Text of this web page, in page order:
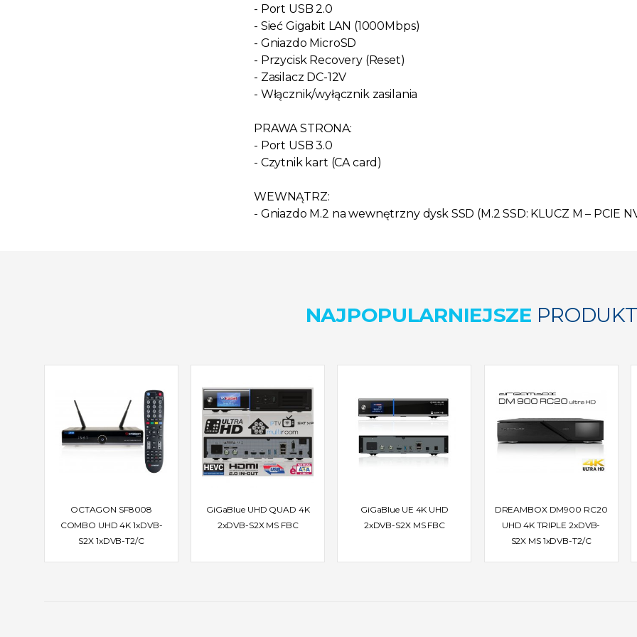
- Port USB 2.0
- Sieć Gigabit LAN (1000Mbps)
- Gniazdo MicroSD
- Przycisk Recovery (Reset)
- Zasilacz DC-12V
- Włącznik/wyłącznik zasilania
PRAWA STRONA:
- Port USB 3.0
- Czytnik kart (CA card)
WEWNĄTRZ:
- Gniazdo M.2 na wewnętrzny dysk SSD (M.2 SSD: KLUCZ M – PCIE
NAJPOPULARNIEJSZE
OCTAGON SF8008
COMBO UHD 4K 1xDVB-
S2X 1xDVB-T2/C
GiGaBlue UHD QUAD 4K
2xDVB-S2X MS FBC
GiGaBlue UE 4K UHD
2xDVB-S2X MS FBC
DREAMBOX DM900 RC20
UHD 4K TRIPLE 2xDVB-
S2X MS 1xDVB-T2/C